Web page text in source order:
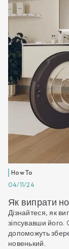
How To
04/11/24
Як випрати
Дізнайтеся, як
зіпсувавши його.
допоможуть
новенький.